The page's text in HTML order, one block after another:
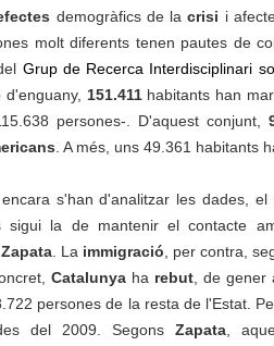
demogràfics de lacrisi i
molt diferents tenen pautes de
Grup de Recerca Interdisciplinari
d'enguany, 151.411habitants han
persones-. D'aquest conjunt,
. A més, uns 49.361 habitants
s'han d'analitzar les dades,
sigui la de mantenir el contacte
Zapata . La immigració , per contra,
Catalunya ha rebut , de gener
persones de la resta de l'Estat.
del 2009. Segons Zapata ,